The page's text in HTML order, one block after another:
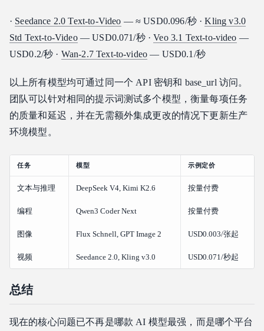
· Seedance 2.0 Text-to-Video — ≈ USD0.096/秒 ·Kling v3.0
Std Text-to-Video— USD0.071/秒 ·Veo 3.1 Text-to-video —
USD0.2/秒 · Wan-2.7 Text-to-video — USD0.1/秒
以上所有模型均可通过同一个 API 密钥和 base_url 访问。
团队可以针对相同的提示词测试多个模型，衡量每项任务
的质量和延迟，并在无需额外集成更改的情况下更新生产
环境模型。
任务 模型 示例定价
文本与推理 DeepSeek V4, Kimi K2.6 按量付费
编程 Qwen3 Coder Next 按量付费
图像 Flux Schnell, GPT Image 2 USD0.003/张起
视频 Seedance 2.0, Kling v3.0 USD0.071/秒起
总结
现在的核心问题已不再是哪款 AI 模型最强，而是哪个平台